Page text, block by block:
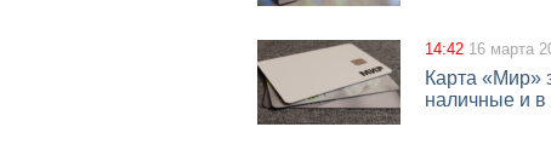
14:42 16 марта
Карта «Мир»
наличные и в